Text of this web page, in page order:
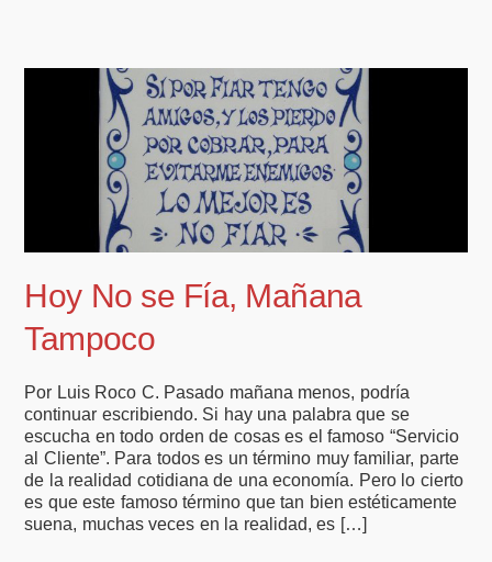
Hoy No se Fía, Mañana
Tampoco
Por Luis Roco C. Pasado mañana menos, podría
continuar escribiendo. Si hay una palabra que se
escucha en todo orden de cosas es el famoso “Servicio
al Cliente”. Para todos es un término muy familiar, parte
de la realidad cotidiana de una economía. Pero lo cierto
es que este famoso término que tan bien estéticamente
suena, muchas veces en la realidad, es […]